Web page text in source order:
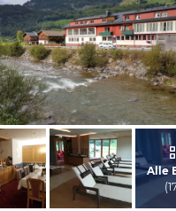
Januar 2023
, Oktober 2021
Alle
(